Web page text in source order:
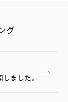
グ
ました。